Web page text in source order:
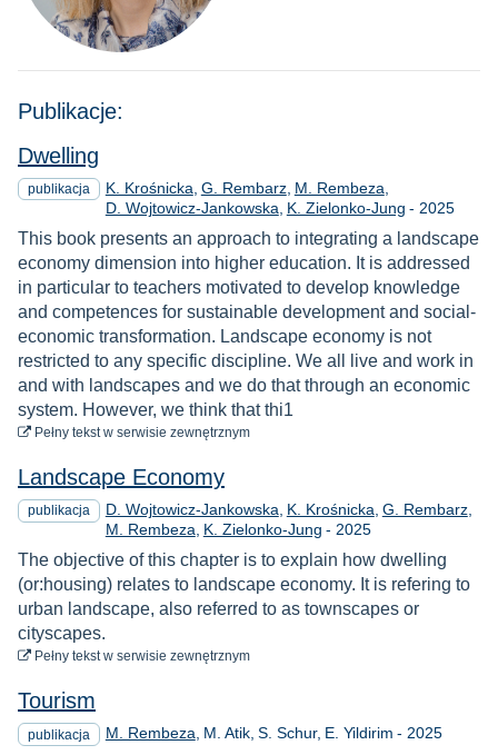
Publikacje:
Dwelling
publikacja K. Krośnicka G. Rembarz M. Rembeza
D. Wojtowicz-Jankowska K. Zielonko-Jung - Rok
2025
This book presents an approach to integrating a landscape
economy dimension into higher education. It is addressed
in particular to teachers motivated to develop knowledge
and competences for sustainable development and social-
economic transformation. Landscape economy is not
restricted to any specific discipline. We all live and work in
and with landscapes and we do that through an economic
system. However, we think that thi1
Pełny tekstdo pobrania
w serwisie zewnętrznym
Landscape Economy
publikacja D. Wojtowicz-Jankowska K. Krośnicka G. Rembarz
M. Rembeza K. Zielonko-Jung - Rok
2025
The objective of this chapter is to explain how dwelling
(or:housing) relates to landscape economy. It is refering to
urban landscape, also referred to as townscapes or
cityscapes.
Pełny tekstdo pobrania
w serwisie zewnętrznym
Tourism
publikacja M. Rembeza M. Atik S. Schur E. Yildirim - Rok
2025